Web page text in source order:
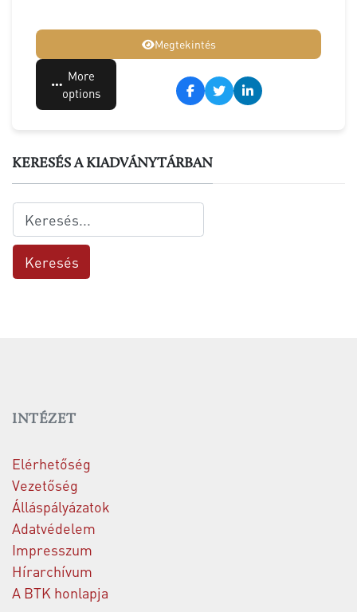
Megtekintés
More
options
KERESÉS A KIADVÁNYTÁRBAN
INTÉZET
Elérhetőség
Vezetőség
Álláspályázatok
Adatvédelem
Impresszum
Hírarchívum
A BTK honlapja